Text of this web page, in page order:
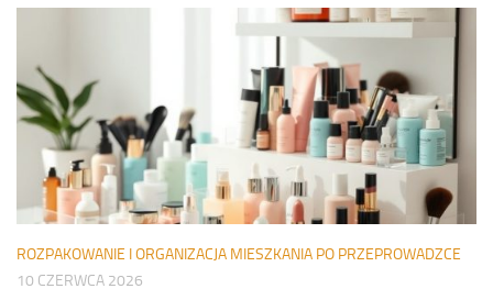
ROZPAKOWANIE I ORGANIZACJA MIESZKANIA PO PRZEPROWADZCE
10 CZERWCA 2026